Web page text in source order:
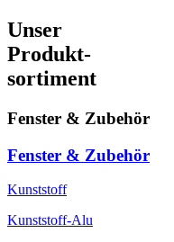
Unser
Produkt-
sortiment
Fenster & Zubehör
Fenster & Zubehör
Kunststoff
Kunststoff-Alu